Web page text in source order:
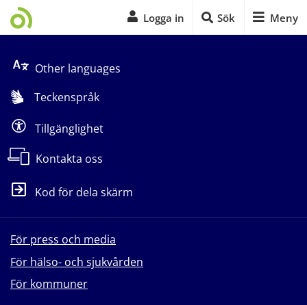
Logga in Sök Meny
Other languages
Teckenspråk
Tillgänglighet
Kontakta oss
Kod för dela skärm
För press och media
För hälso- och sjukvården
För kommuner